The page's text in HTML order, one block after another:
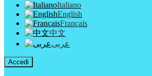
Italiano
English
Français
中文
عربى
Accedi